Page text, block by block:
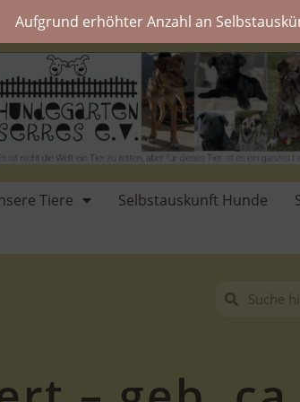
Aufgrund erhöhter Anzahl an
Tiere Selbstauskunft Hunde